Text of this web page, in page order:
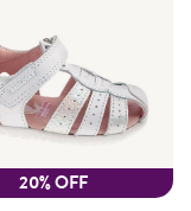
20% OFF